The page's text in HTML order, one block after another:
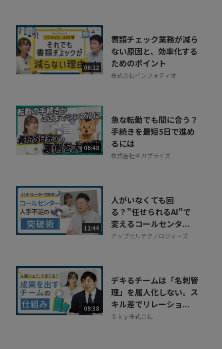
06:22
書類チェック業務が減ら
ない原因と、効率化する
ためのポイント
株式会社インフォディオ
06:48
急な転勤でも間に合う？
手続きを最短5日で進め
るには
株式会社ギガプライズ
12:44
人がいなくても回
る？"任せられるAI"で
変えるコールセンタ...
アップセルテクノロジィーズ株
09:38
デキるチームは「名刺管
理」を属人化しない。ス
キル差でリレーショ...
Ｓｋｙ株式会社